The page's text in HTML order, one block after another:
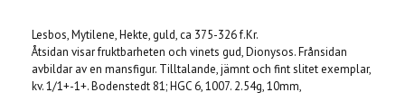
Lesbos, Mytilene, Hekte, guld, ca 375-326 f.Kr.
Åtsidan visar fruktbarheten och vinets gud, Dionysos. Frånsidan
avbildar av en mansfigur. Tilltalande, jämnt och fint slitet exemplar,
kv. 1/1+-1+. Bodenstedt 81; HGC 6, 1007. 2.54g, 10mm,